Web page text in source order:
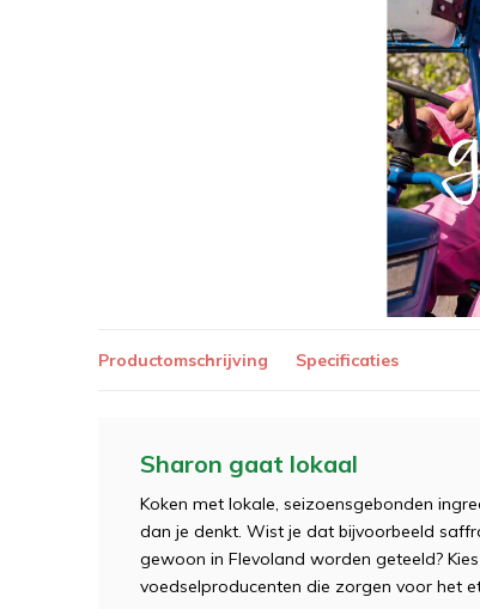
Productomschrijving Specificaties
Sharon gaat lokaal
Koken met lokale, seizoensgebonden
dan je denkt. Wist je dat bijvoorbeeld
gewoon in Flevoland worden geteeld?
voedselproducenten die zorgen voor het